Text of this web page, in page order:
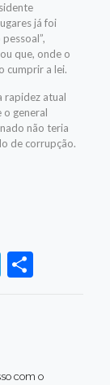
já foi
que, onde o
cumprir a lei.
rapidez atual
o general
não teria
de corrupção.
Telegram
Share
com o